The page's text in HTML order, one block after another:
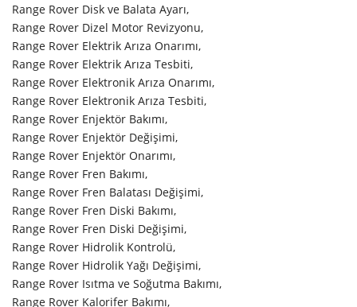
Range Rover Disk ve Balata Ayarı,
Range Rover Dizel Motor Revizyonu,
Range Rover Elektrik Arıza Onarımı,
Range Rover Elektrik Arıza Tesbiti,
Range Rover Elektronik Arıza Onarımı,
Range Rover Elektronik Arıza Tesbiti,
Range Rover Enjektör Bakımı,
Range Rover Enjektör Değişimi,
Range Rover Enjektör Onarımı,
Range Rover Fren Bakımı,
Range Rover Fren Balatası Değişimi,
Range Rover Fren Diski Bakımı,
Range Rover Fren Diski Değişimi,
Range Rover Hidrolik Kontrolü,
Range Rover Hidrolik Yağı Değişimi,
Range Rover Isıtma ve Soğutma Bakımı,
Range Rover Kalorifer Bakımı,